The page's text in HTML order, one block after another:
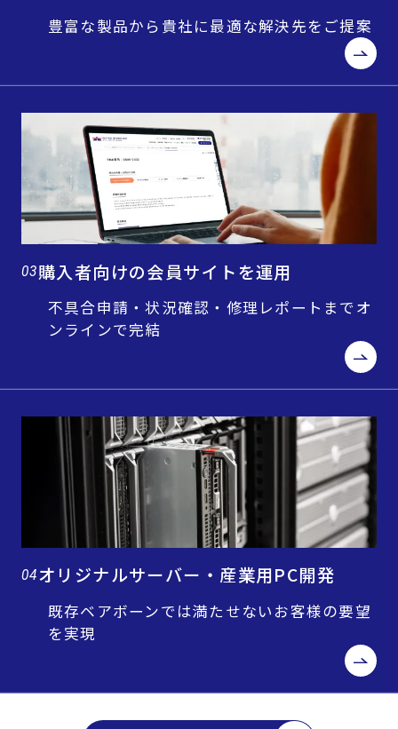
豊富な製品から貴社に最適な解決先をご提案
03購入者向けの会員サイトを運用
不具合申請・状況確認・修理レポートまでオ
ンラインで完結
04オリジナルサーバー・産業用PC開発
既存ベアボーンでは満たせないお客様の要望
を実現